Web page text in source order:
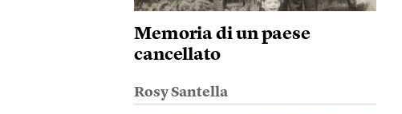
Memoria di un paese
cancellato
Rosy Santella